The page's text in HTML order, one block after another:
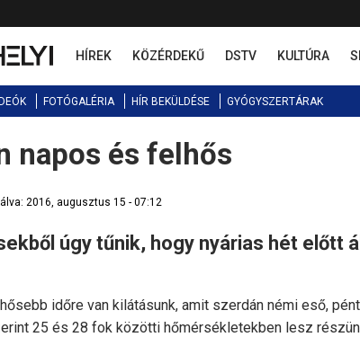
HÍREK KÖZÉRDEKŰ DSTV KULTÚRA
FOTÓGALÉRIA HÍR BEKÜLDÉSE GYÓGYSZERTÁRAK
napos és felhős
2016, augusztus 15 - 07:12
úgy tűnik, hogy nyárias hét előtt
időre van kilátásunk, amit szerdán némi eső,
25 és 28 fok közötti hőmérsékletekben lesz